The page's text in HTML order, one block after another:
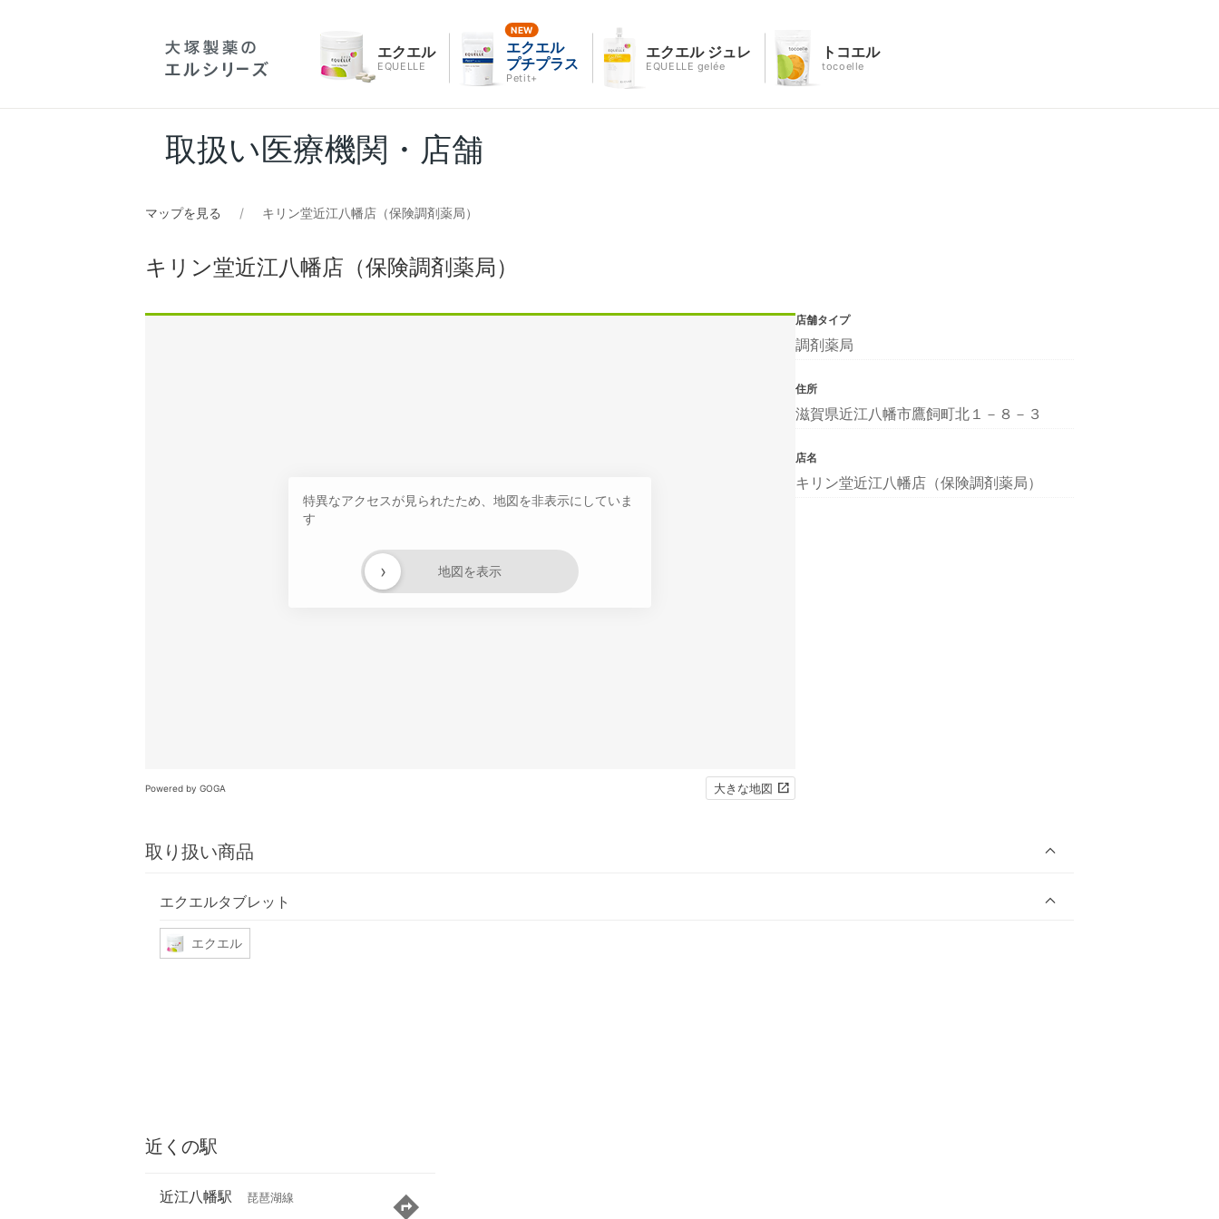
エクエル
EQUELLE
エクエル
プチプラス
Petit+
エクエル ジュレ
EQUELLE gelée
トコエル
tocoelle
取扱い医療機関・店舗
マップを見る キリン堂近江八幡店（保険調剤薬局）
キリン堂近江八幡店（保険調剤薬局）
特異なアクセスが見られたため、地図を非表示にしていま
す
地図を表示
›
Powered by GOGA 大きな地図
取り扱い商品
エクエルタブレット
エクエル
店舗タイプ
調剤薬局
住所
滋賀県近江八幡市鷹飼町北１－８－３
店名
キリン堂近江八幡店（保険調剤薬局）
近くの駅
近江八幡駅 琵琶湖線